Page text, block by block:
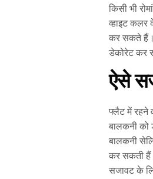
किसी भी
व्हाइट कलर
कर सकते हैं।
डेकोरेट कर
ऐसे
फ्लैट में रहने
बालकनी को
बालकनी
कर सकती
सजावट के